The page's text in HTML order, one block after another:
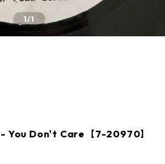
1/1
You Don't Care【7-20970】